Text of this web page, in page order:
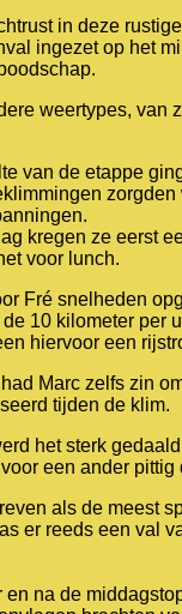
in deze
ingezet op het
weertypes, van
van de etappe
kregen ze eerst
voor lunch.
Fré snelheden
10 kilometer per
hiervoor een
Marc zelfs zin
tijden de klim.
het sterk
een ander pittig
als de meest
er reeds een val
en na de